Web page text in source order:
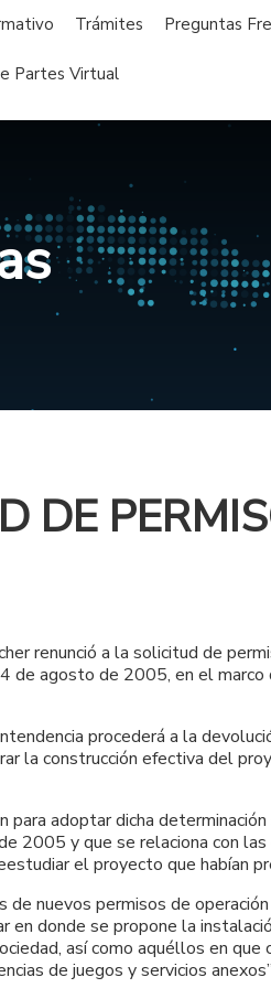
Trámites Preguntas
Partes Virtual
DE
renunció a la solicitud de
de agosto de 2005, en el
procederá a la
construcción efectiva del
adoptar dicha
2005 y que se relaciona con
el proyecto que habían
nuevos permisos de
en donde se propone la
así como aquéllos en
de juegos y servicios